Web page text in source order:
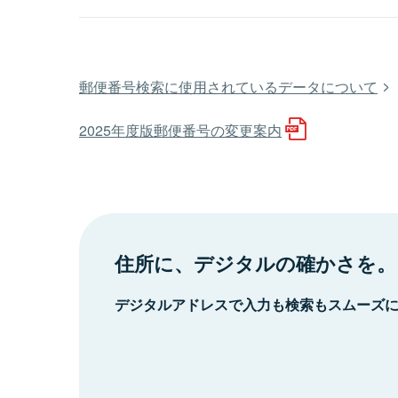
郵便番号検索に使用されているデータについて
2025年度版郵便番号の変更案内
住所に、デジタルの確かさを。
デジタルアドレスで入力も検索もスムーズ